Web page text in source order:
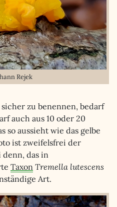
Rejek
zu benennen, bedarf
auch aus 10 oder 20
so aussieht wie das gelbe
ist zweifelsfrei der
denn, das in
Taxon Tremella lutescens
Art.